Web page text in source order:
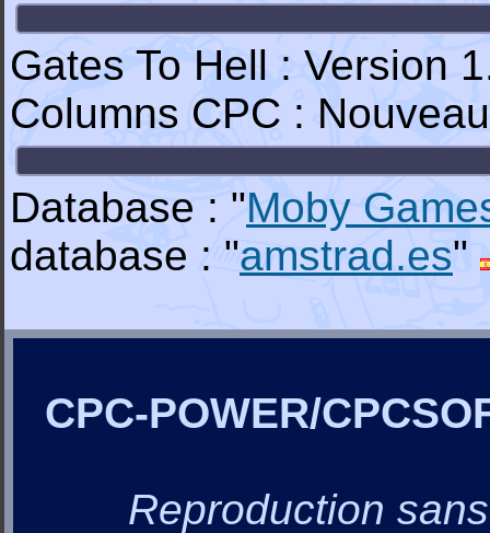
Gates To Hell : Version
Columns CPC :
Database : "Moby
database : "amstrad.es"
CPC-POWER/
Reproduction